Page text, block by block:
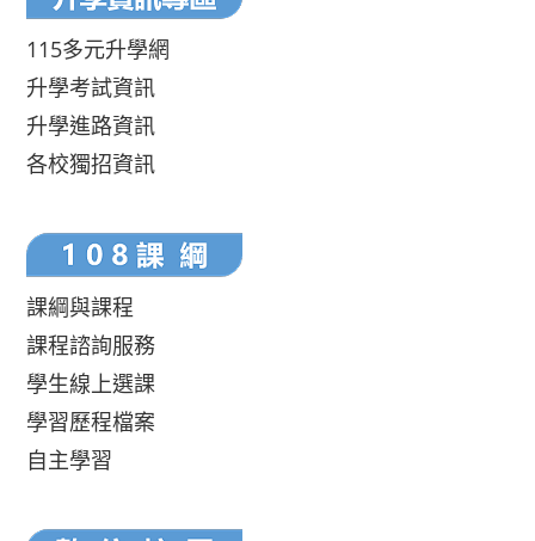
115多元升學網
升學考試資訊
升學進路資訊
各校獨招資訊
課綱與課程
課程諮詢服務
學生線上選課
學習歷程檔案
自主學習